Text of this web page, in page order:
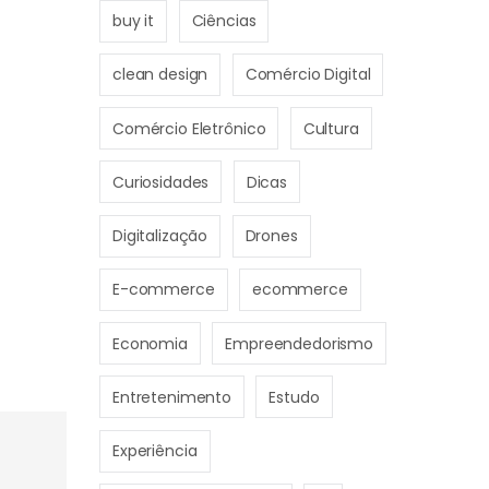
buy it Ciências
clean design Comércio Digital
Comércio Eletrônico Cultura
Curiosidades Dicas
Digitalização Drones
E-commerce ecommerce
Economia Empreendedorismo
Entretenimento Estudo
Experiência